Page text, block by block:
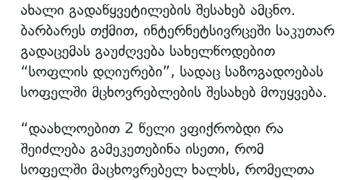
ახალი გადაწყვეტილების შესახებ ამცნო.
ბარბარეს თქმით, ინტერნეტსივრცეში საკუთარ
გადაცემას გაუძღვება სახელწოდებით
“სოფლის დღიურები”, სადაც საზოგადოებას
სოფელში მცხოვრებლების შესახებ მოუყვება.
“დაახლოებით 2 წელი ვფიქრობდი რა
შეიძლება გამეკეთებინა ისეთი, რომ
სოფელში მაცხოვრებელ ხალხს, რომელთა